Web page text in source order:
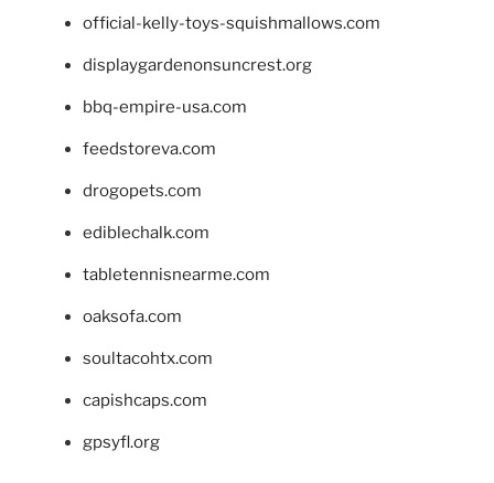
official-kelly-toys-squishmallows.com
displaygardenonsuncrest.org
bbq-empire-usa.com
feedstoreva.com
drogopets.com
ediblechalk.com
tabletennisnearme.com
oaksofa.com
soultacohtx.com
capishcaps.com
gpsyfl.org